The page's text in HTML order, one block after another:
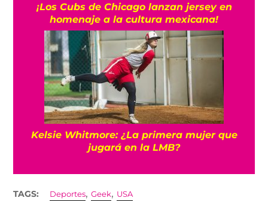
¡Los Cubs de Chicago lanzan jersey en
homenaje a la cultura mexicana!
Kelsie Whitmore: ¿La primera mujer que
jugará en la LMB?
TAGS: Deportes,Geek, USA